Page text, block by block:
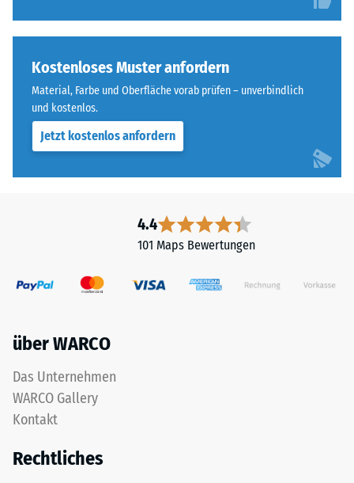
Kostenloses Muster anfordern
Material, Farbe und Oberfläche vorab prüfen – unverbindlich
und kostenlos.
Jetzt kostenlos anfordern
4.4
101 Maps Bewertungen
über WARCO
Das Unternehmen
WARCO Gallery
Kontakt
Rechtliches